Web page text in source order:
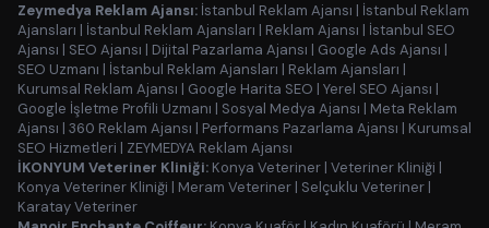
Zeymedya Reklam Ajansı: İstanbul Reklam Ajansı | İstanbul Reklam
Ajansları | İstanbul Reklam Ajansları | Reklam Ajansı | İstanbul SEO
Ajansı | SEO Ajansı | Dijital Pazarlama Ajansı | Google Ads Ajansı |
SEO Uzmanı | İstanbul Reklam Ajansları | Reklam Ajansları |
Kurumsal Reklam Ajansı | Google Harita SEO | Yerel SEO Ajansı |
Google İşletme Profili Uzmanı | Sosyal Medya Ajansı | Meta Reklam
Ajansı | 360 Reklam Ajansı | Performans Pazarlama Ajansı | Kurumsal
SEO Hizmetleri | ZEYMEDYA Reklam Ajansı
İKONYUM Veteriner Kliniği: Konya Veteriner | Veteriner Kliniği |
Konya Veteriner Kliniği | Meram Veteriner | Selçuklu Veteriner |
Karatay Veteriner